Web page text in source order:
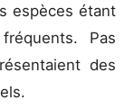
espèces étant
Pas
des